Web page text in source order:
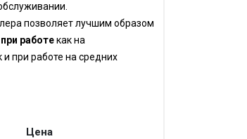
позволяет лучшим образом
работекак на
и при работе на средних
Цена